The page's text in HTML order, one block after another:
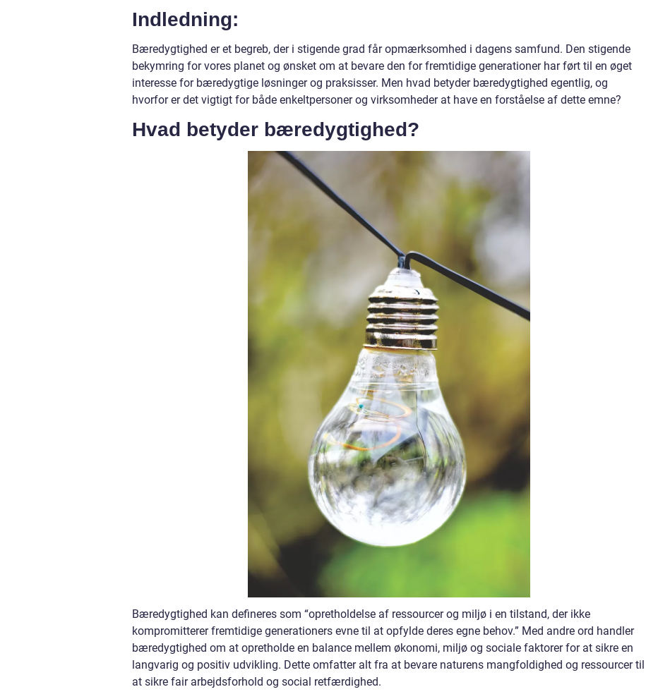
Indledning:
Bæredygtighed er et begreb, der i stigende grad får opmærksomhed i dagens samfund. Den stigende
bekymring for vores planet og ønsket om at bevare den for fremtidige generationer har ført til en øget
interesse for bæredygtige løsninger og praksisser. Men hvad betyder bæredygtighed egentlig, og
hvorfor er det vigtigt for både enkeltpersoner og virksomheder at have en forståelse af dette emne?
Hvad betyder bæredygtighed?
Bæredygtighed kan defineres som “opretholdelse af ressourcer og miljø i en tilstand, der ikke
kompromitterer fremtidige generationers evne til at opfylde deres egne behov.” Med andre ord handler
bæredygtighed om at opretholde en balance mellem økonomi, miljø og sociale faktorer for at sikre en
langvarig og positiv udvikling. Dette omfatter alt fra at bevare naturens mangfoldighed og ressourcer til
at sikre fair arbejdsforhold og social retfærdighed.